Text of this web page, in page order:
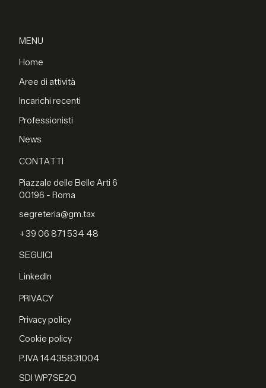
MENU
Home
Aree di attività
Incarichi recenti
Professionisti
News
CONTATTI
Piazzale delle Belle Arti 6
00196 - Roma
segreteria@gm.tax
+39 06 871 534 48
SEGUICI
LinkedIn
PRIVACY
Privacy policy
Cookie policy
P.IVA 14435831004
SDI WP7SE2Q